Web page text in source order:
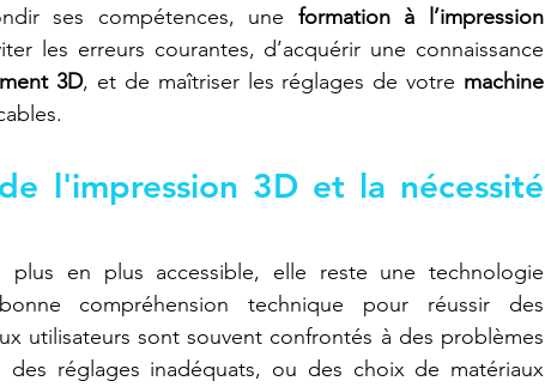
ses compétences, une formation à l’impression
les erreurs courantes, d’acquérir une connaissance
3D, et de maîtriser les réglages de votre machine
l'impression 3D et la nécessité
en plus accessible, elle reste une technologie
compréhension technique pour réussir des
utilisateurs sont souvent confrontés à des problèmes
réglages inadéquats, ou des choix de matériaux